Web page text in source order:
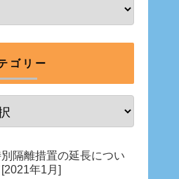
ゴリー
隔離措置の延長につい
年1月]